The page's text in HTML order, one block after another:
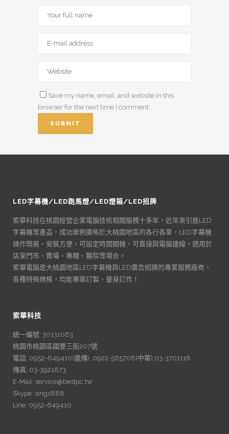
Save my name, email, and website in this
browser for the next time I comment.
LED字幕機/LED跑馬燈/LED燈箱/LED招牌
索華科技在桃園經營企業電腦技術相關服務十多年，近年來引進LED
字幕機等產品，成功案例廣佈於大桃園地區的各行各業，LED字幕機
操作簡易、安裝方便，可設定時開關機，可直接與電腦連線，適用於
店家門市、賣場、專櫃、醫院等場合。
索華電腦是大桃園地區LED字幕機與LED廣告招牌的專業服務廠商，
各種特殊規格，均能專案訂製，量身訂作！
索華科技
統一編號: 30131063
桃園市桃園區國豐三街207號
電話: 0952-649410(遠傳), 0922-565708(中華),03-3701118
傳真: 03-3921873
E-Mail: service@bestpc.tw
Skype: sings888
Line: 0952-649410